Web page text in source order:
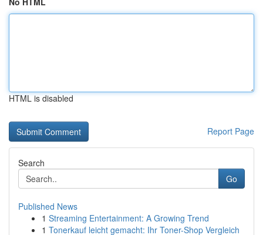
HTML is disabled
Report Page
Search
Go
Published News
1 Streaming Entertainment: A Growing Trend
1 Tonerkauf leicht gemacht: Ihr Toner-Shop Vergleich